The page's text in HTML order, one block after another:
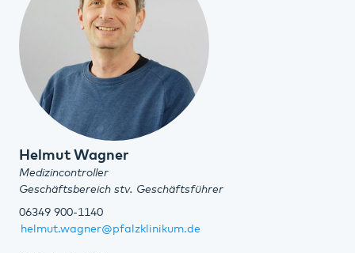
Helmut Wagner
Medizincontroller
Geschäftsbereich stv. Geschäftsführer
06349 900-1140
helmut.wagner@pfalzklinikum.de